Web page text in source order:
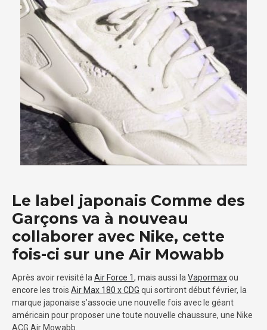
Le label japonais Comme des
Garçons va à nouveau
collaborer avec Nike, cette
fois-ci sur une Air Mowabb
Après avoir revisité la Air Force 1, mais aussi la Vapormaxou
encore les trois Air Max 180 x CDG qui sortiront début février, la
marque japonaise s’associe une nouvelle fois avec le géant
américain pour proposer une toute nouvelle chaussure, une Nike
ACG Air Mowabb.